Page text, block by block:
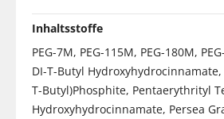
Inhaltsstoffe
PEG-7M, PEG-115M, PEG-180M,
DI-T-Butyl
T-Butyl)Phosphite, Pentaerythrityl
Hydroxyhydrocinnamate, Persea